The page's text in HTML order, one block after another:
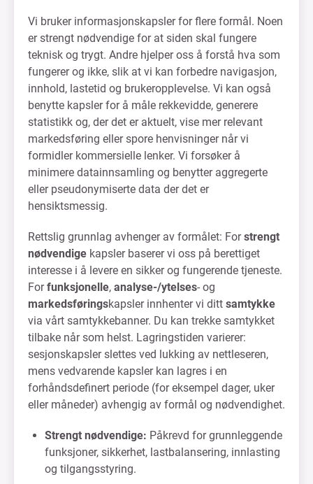
Vi bruker informasjonskapsler for flere formål. Noen
er strengt nødvendige for at siden skal fungere
teknisk og trygt. Andre hjelper oss å forstå hva som
fungerer og ikke, slik at vi kan forbedre navigasjon,
innhold, lastetid og brukeropplevelse. Vi kan også
benytte kapsler for å måle rekkevidde, generere
statistikk og, der det er aktuelt, vise mer relevant
markedsføring eller spore henvisninger når vi
formidler kommersielle lenker. Vi forsøker å
minimere datainnsamling og benytter aggregerte
eller pseudonymiserte data der det er
hensiktsmessig.
Rettslig grunnlag avhenger av formålet: Forstrengt
nødvendige kapsler baserer vi oss på berettiget
interesse i å levere en sikker og fungerende tjeneste.
Forfunksjonelle, analyse-/ytelses- og
markedsføringskapsler innhenter vi ditt samtykke
via vårt samtykkebanner. Du kan trekke samtykket
tilbake når som helst. Lagringstiden varierer:
sesjonskapsler slettes ved lukking av nettleseren,
mens vedvarende kapsler kan lagres i en
forhåndsdefinert periode (for eksempel dager, uker
eller måneder) avhengig av formål og nødvendighet.
Strengt nødvendige: Påkrevd for grunnleggende
funksjoner, sikkerhet, lastbalansering, innlasting
og tilgangsstyring.